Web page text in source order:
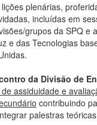
plenárias,
incluídas em
grupos da SPQ e
e das Tecnologias
da Divisão de
assiduidade e
contribuindo
palestras